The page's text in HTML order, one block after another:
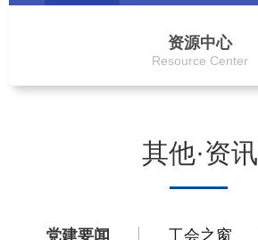
资源中心
Resource Center
其他·资讯
党建要闻 工会之窗